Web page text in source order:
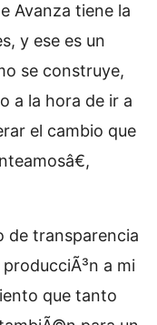
Avanza tiene la
y ese es un
se construye,
a la hora de ir a
el cambio que
de transparencia
a mi
que tanto